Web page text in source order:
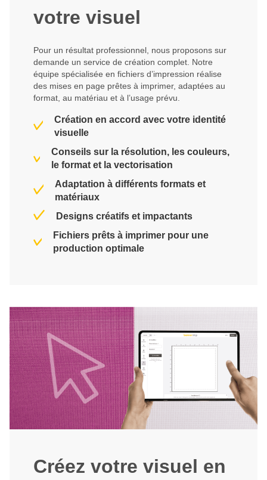
votre visuel
Pour un résultat professionnel, nous proposons sur
demande un service de création complet. Notre
équipe spécialisée en fichiers d’impression réalise
des mises en page prêtes à imprimer, adaptées au
format, au matériau et à l’usage prévu.
Création en accord avec votre identité
visuelle
Conseils sur la résolution, les couleurs,
le format et la vectorisation
Adaptation à différents formats et
matériaux
Designs créatifs et impactants
Fichiers prêts à imprimer pour une
production optimale
Créez votre visuel en